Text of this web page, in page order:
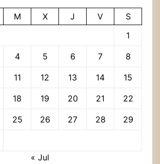
M X J V
S
1
4 5 6 7 8
11 12 13 14 15
18 19 20 21 22
25 26 27 28 29
« Jul